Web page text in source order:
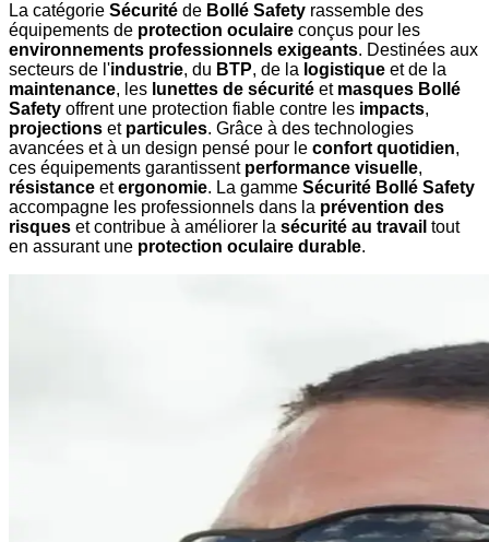
La catégorie Sécurité de Bollé Safety rassemble des
équipements de protection oculaire conçus pour les
environnements professionnels exigeants. Destinées aux
secteurs de l'industrie, du BTP, de la logistique et de la
maintenance, les lunettes de sécurité et masques Bollé
Safety offrent une protection fiable contre les impacts,
projections et particules. Grâce à des technologies
avancées et à un design pensé pour le confort quotidien,
ces équipements garantissent performance visuelle,
résistance etergonomie. La gamme Sécurité Bollé Safety
accompagne les professionnels dans la prévention des
risques et contribue à améliorer la sécurité au travail tout
en assurant une protection oculaire durable.